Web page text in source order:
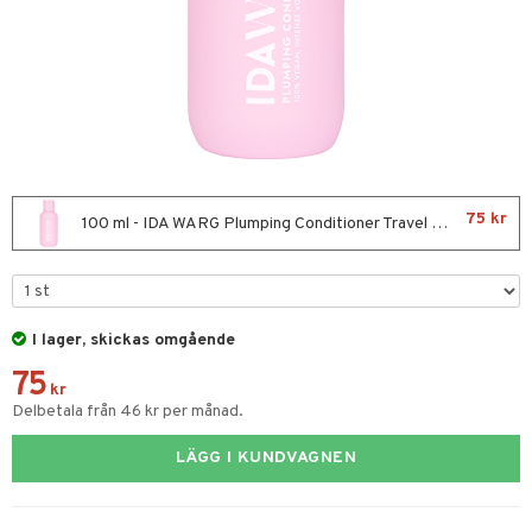
100 ml - IDA WARG Plumping Conditioner Travel Size 75 kr
I lager, skickas omgående
75 kr
Delbetala från 46 kr per månad.
LÄGG I KUNDVAGNEN
in balsam
& Antifrizz